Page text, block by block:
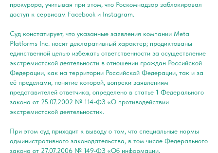
прокурора, учитывая при этом, что Роскомнадзор заблокировал
доступ к сервисам Facebook и Instagram.
Суд констатирует, что указанные заявления компании Meta
Platforms Inc. носят декларативный характер; продиктованы
единственной целью избежать ответственности за осуществление
экстремистской деятельности в отношении граждан Российской
Федерации, как на территории Российской Федерации, так и за
её пределами, понятие которой, вопреки заявлениям
представителей ответчика, определено в статье 1 Федерального
закона от 25.07.2002 № 114-ФЗ «О противодействии
экстремистской деятельности».
При этом суд приходит к выводу о том, что специальные нормы
административного законодательства, в том числе Федерального
закона от 27.07.2006 № 149-ФЗ «Об информации,